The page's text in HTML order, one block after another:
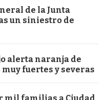
de la Junta
un siniestro de
alerta naranja de
fuertes y severas